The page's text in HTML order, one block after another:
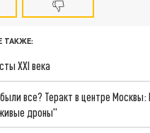
ТАКЖЕ:
XXI века
все? Теракт в центре Москвы:
дроны"